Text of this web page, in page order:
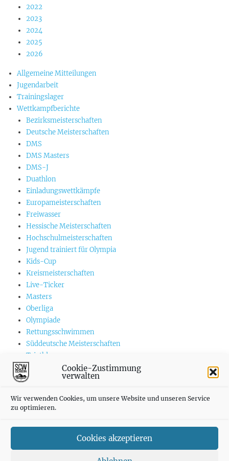
Cookie-Zustimmung
verwalten
Wir verwenden Cookies, um unsere Website und unseren Service
zu optimieren.
Cookies akzeptieren
2022
2023
2024
2025
2026
Allgemeine Mitteilungen
Jugendarbeit
Trainingslager
Wettkampfberichte
Bezirksmeisterschaften
Deutsche Meisterschaften
DMS
DMS Masters
DMS-J
Duathlon
Einladungswettkämpfe
Europameisterschaften
Freiwasser
Hessische Meisterschaften
Hochschulmeisterschaften
Jugend trainiert für Olympia
Kids-Cup
Kreismeisterschaften
Live-Ticker
Masters
Oberliga
Olympiade
Rettungsschwimmen
Süddeutsche Meisterschaften
Triathlon
US-Championships
Vereinswettkämpfe
SCWE auf INSTAGRAM